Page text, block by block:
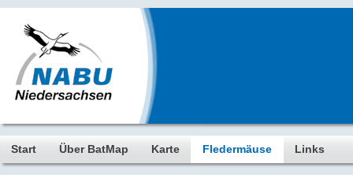
Start Über BatMap Karte Fledermäuse Links